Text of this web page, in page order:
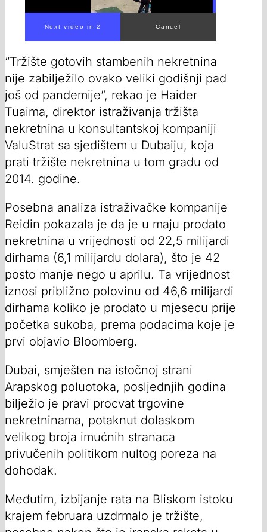
“Tržište gotovih stambenih nekretnina
nije zabilježilo ovako veliki godišnji pad
još od pandemije”, rekao je Haider
Tuaima, direktor istraživanja tržišta
nekretnina u konsultantskoj kompaniji
ValuStrat sa sjedištem u Dubaiju, koja
prati tržište nekretnina u tom gradu od
2014. godine.
Posebna analiza istraživačke kompanije
Reidin pokazala je da je u maju prodato
nekretnina u vrijednosti od 22,5 milijardi
dirhama (6,1 milijardu dolara), što je 42
posto manje nego u aprilu. Ta vrijednost
iznosi približno polovinu od 46,6 milijardi
dirhama koliko je prodato u mjesecu prije
početka sukoba, prema podacima koje je
prvi objavio Bloomberg.
Dubai, smješten na istočnoj strani
Arapskog poluotoka, posljednjih godina
bilježio je pravi procvat trgovine
nekretninama, potaknut dolaskom
velikog broja imućnih stranaca
privučenih politikom nultog poreza na
dohodak.
Međutim, izbijanje rata na Bliskom istoku
krajem februara uzdrmalo je tržište,